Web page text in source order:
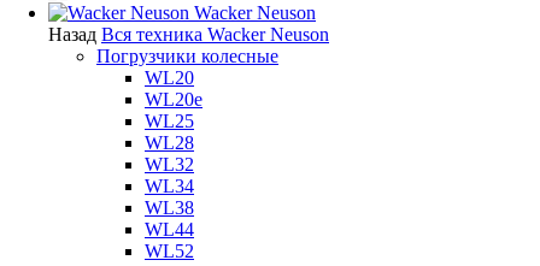
Wacker Neuson
Назад Вся техника Wacker Neuson
Погрузчики колесные
WL20
WL20e
WL25
WL28
WL32
WL34
WL38
WL44
WL52